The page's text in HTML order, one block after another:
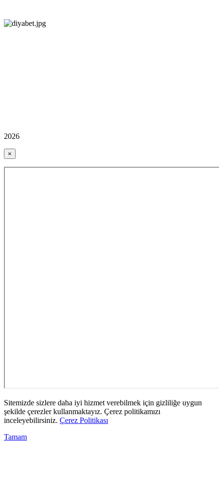
2026
×
Sitemizde sizlere daha iyi hizmet verebilmek için gizliliğe uygun
şekilde çerezler kullanmaktayız. Çerez politikamızı
inceleyebilirsiniz. Çerez Politikası
Tamam